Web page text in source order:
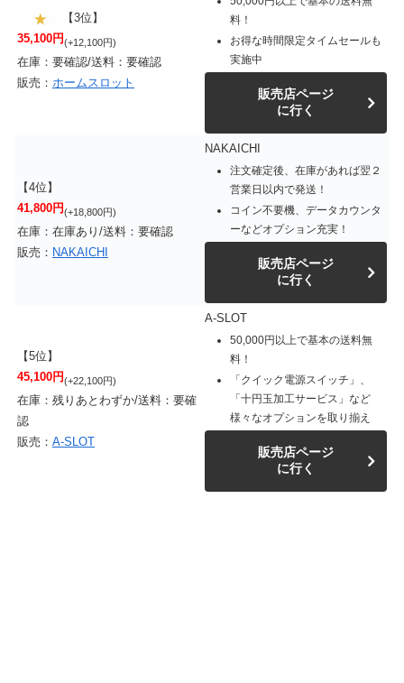
【3位】
35,100円(+12,100円)
在庫：要確認/送料：要確認
販売： ホームスロット
料！
お得な時間限定タイムセールも
実施中
販売店ページ
に行く
【4位】
41,800円(+18,800円)
在庫：在庫あり/送料：要確認
販売： NAKAICHI
NAKAICHI
注文確定後、在庫があれば翌２
営業日以内で発送！
コイン不要機、データカウンタ
ーなどオプション充実！
販売店ページ
に行く
【5位】
45,100円(+22,100円)
在庫：残りあとわずか/送料：要確
認
販売： A-SLOT
A-SLOT
50,000円以上で基本の送料無
料！
「クイック電源スイッチ」、
「十円玉加工サービス」など
様々なオプションを取り揃え
販売店ページ
に行く